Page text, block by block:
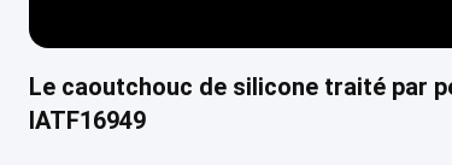
Le caoutchouc de silicone traité par
IATF16949